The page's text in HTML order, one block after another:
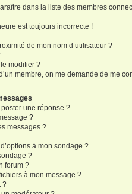
dans la liste des membres
est toujours incorrecte !
de mon nom d’utilisateur ?
modifier ?
membre, on me demande de me
une réponse ?
?
messages ?
à mon sondage ?
?
forum ?
à mon message ?
?